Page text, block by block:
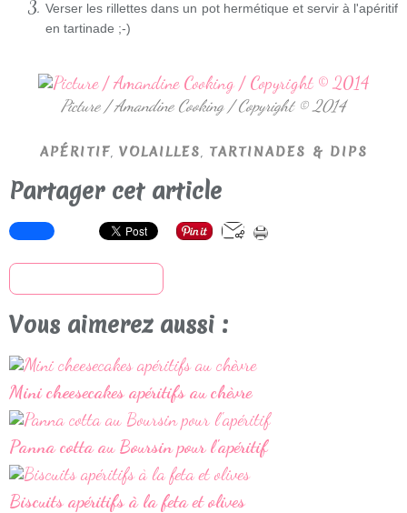
Verser les rillettes dans un pot hermétique et servir à l'apéritif
en tartinade ;-)
Picture / Amandine Cooking / Copyright © 2014
APÉRITIF, VOLAILLES, TARTINADES & DIPS
Partager cet article
Vous aimerez aussi :
Mini cheesecakes apéritifs au chèvre
Panna cotta au Boursin pour l'apéritif
Biscuits apéritifs à la feta et olives